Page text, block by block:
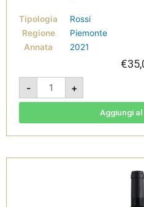
Tipologia
Rossi
Regione
Piemonte
Annata
2021
€
-
Vegliamonte
Alba
DOC
+
Aggiungi